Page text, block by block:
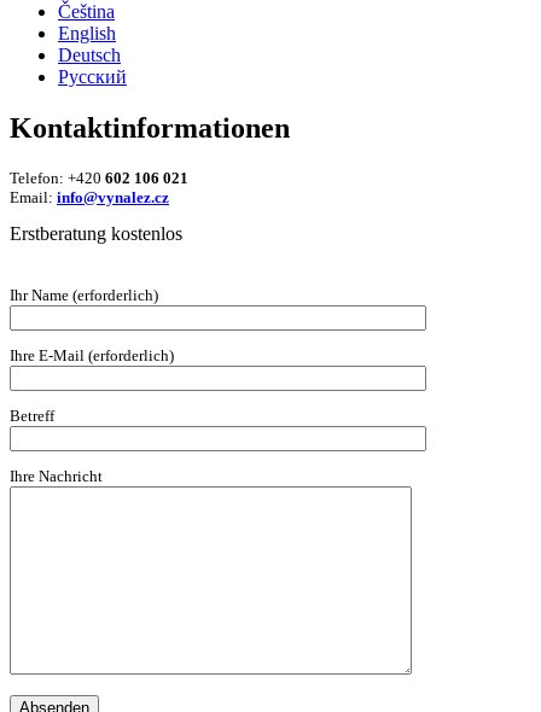
Čeština
English
Deutsch
Русский
Kontaktinformationen
Telefon: +420 602 106 021
Email: info@vynalez.cz
Erstberatung kostenlos
Ihr Name (erforderlich)
Ihre E-Mail (erforderlich)
Betreff
Ihre Nachricht